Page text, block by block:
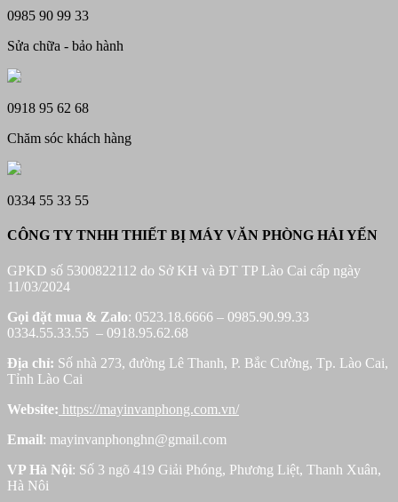
0985 90 99 33
Sửa chữa - bảo hành
0918 95 62 68
Chăm sóc khách hàng
0334 55 33 55
CÔNG TY TNHH THIẾT BỊ MÁY VĂN PHÒNG HẢI YẾN
GPKD số 5300822112 do Sở KH và ĐT TP Lào Cai cấp ngày
11/03/2024
Gọi đặt mua & Zalo: 0523.18.6666 – 0985.90.99.33
0334.55.33.55 – 0918.95.62.68
Địa chỉ: Số nhà 273, đường Lê Thanh, P. Bắc Cường, Tp. Lào Cai,
Tỉnh Lào Cai
Website: https://mayinvanphong.com.vn/
Email: mayinvanphonghn@gmail.com
VP Hà Nội: Số 3 ngõ 419 Giải Phóng, Phương Liệt, Thanh Xuân,
Hà Nôi